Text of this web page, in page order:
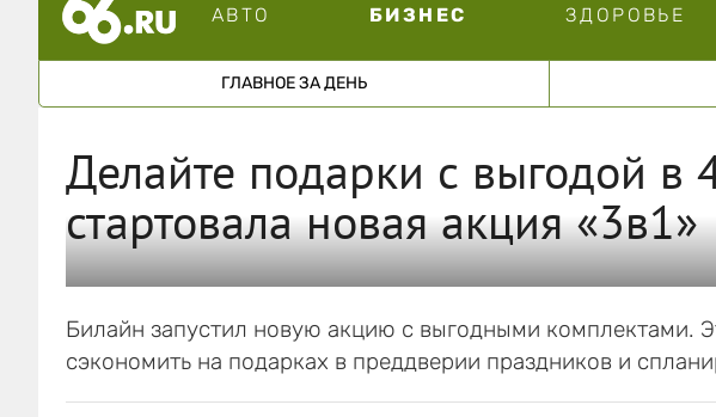
АВТО БИЗНЕС ЗДОРОВЬЕ
ГЛАВНОЕ ЗА ДЕНЬ
Делайте подарки с выгодой в
стартовала новая акция «3в1»
Билайн запустил новую акцию с выгодными комплектами.
сэкономить на подарках в преддверии праздников и